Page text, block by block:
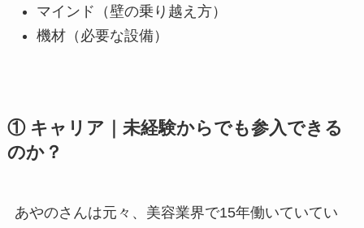
マインド（壁の乗り越え方）
機材（必要な設備）
① キャリア｜未経験からでも参入できる
のか？
あやのさんは元々、美容業界で15年働いていてい